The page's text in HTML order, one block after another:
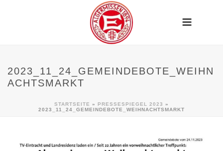
2023_11_24_GEMEINDEBOTE_WEIHN
ACHTSMARKT
STARTSEITE » PRESSESPIEGEL 2023 »
2023_11_24_GEMEINDEBOTE_WEIHNACHTSMARKT